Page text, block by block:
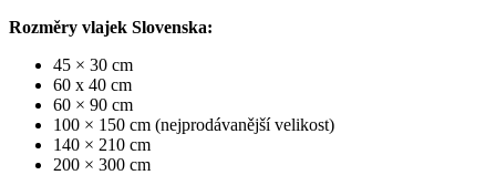
Rozměry vlajek Slovenska:
45 × 30 cm
60 x 40 cm
60 × 90 cm
100 × 150 cm (nejprodávanější velikost)
140 × 210 cm
200 × 300 cm